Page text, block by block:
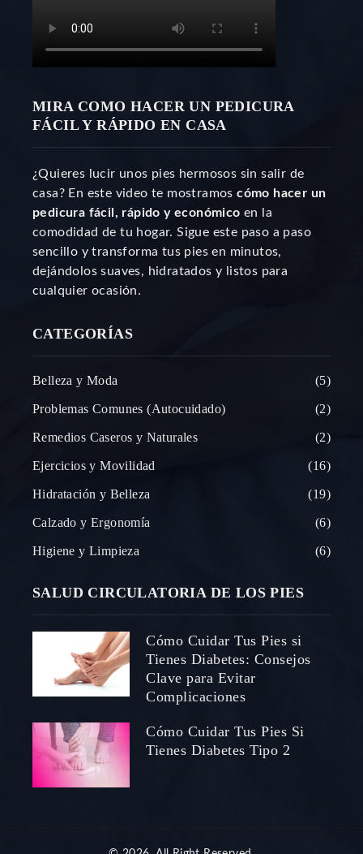
MIRA COMO HACER UN PEDICURA
FÁCIL Y RÁPIDO EN CASA
¿Quieres lucir unos pies hermosos sin salir de
casa? En este video te mostramoscómo hacer un
pedicura fácil, rápido y económico en la
comodidad de tu hogar. Sigue este paso a paso
sencillo y transforma tus pies en minutos,
dejándolos suaves, hidratados y listos para
cualquier ocasión.
CATEGORÍAS
Belleza y Moda 5
Problemas Comunes (Autocuidado) 2
Remedios Caseros y Naturales 2
Ejercicios y Movilidad 16
Hidratación y Belleza 19
Calzado y Ergonomía 6
Higiene y Limpieza 6
SALUD CIRCULATORIA DE LOS PIES
Cómo Cuidar Tus Pies si
Tienes Diabetes: Consejos
Clave para Evitar
Complicaciones
Cómo Cuidar Tus Pies Si
Tienes Diabetes Tipo 2